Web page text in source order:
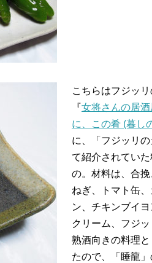
こちらはフジッリ
『女将さんの居
に、この肴 (暮し
に、「フジッリ
て紹介されてい
の。材料は、合
ねぎ、トマト缶
ン、チキンブイ
クリーム、フジッ
熟酒向きの料理
たので、「睡龍